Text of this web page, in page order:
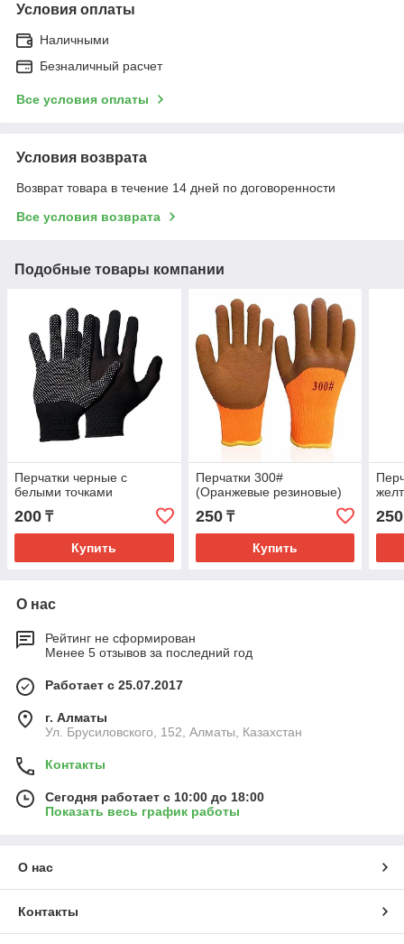
Условия оплаты
Наличными
Безналичный расчет
Все условия оплаты
Условия возврата
Возврат товара в течение 14 дней по договоренности
Все условия возврата
Подобные товары компании
Перчатки черные с
белыми точками
200 ₸
Купить
Перчатки 300#
(Оранжевые резиновые)
250₸
Купить
250
О нас
Рейтинг не сформирован
Менее 5 отзывов за последний год
Работает с 25.07.2017
г. Алматы
Ул. Брусиловского, 152, Алматы, Казахстан
Контакты
Сегодня работает с 10:00 до 18:00
Показать весь график работы
О нас
Контакты